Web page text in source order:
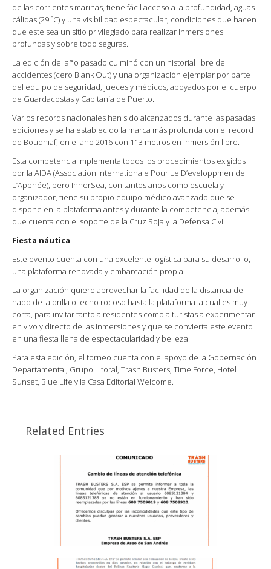
de las corrientes marinas, tiene fácil acceso a la profundidad, aguas
cálidas (29 ºC) y una visibilidad espectacular, condiciones que hacen
que este sea un sitio privilegiado para realizar inmersiones
profundas y sobre todo seguras.
La edición del año pasado culminó con un historial libre de
accidentes (cero Blank Out) y una organización ejemplar por parte
del equipo de seguridad, jueces y médicos, apoyados por el cuerpo
de Guardacostas y Capitanía de Puerto.
Varios records nacionales han sido alcanzados durante las pasadas
ediciones y se ha establecido la marca más profunda con el record
de Boudhiaf, en el año 2016 con 113 metros en inmersión libre.
Esta competencia implementa todos los procedimientos exigidos
por la AIDA (Association Internationale Pour Le D’eveloppmen de
L’Appnée), pero InnerSea, con tantos años como escuela y
organizador, tiene su propio equipo médico avanzado que se
dispone en la plataforma antes y durante la competencia, además
que cuenta con el soporte de la Cruz Roja y la Defensa Civil.
Fiesta náutica
Este evento cuenta con una excelente logística para su desarrollo,
una plataforma renovada y embarcación propia.
La organización quiere aprovechar la facilidad de la distancia de
nado de la orilla o lecho rocoso hasta la plataforma la cual es muy
corta, para invitar tanto a residentes como a turistas a experimentar
en vivo y directo de las inmersiones y que se convierta este evento
en una fiesta llena de espectacularidad y belleza.
Para esta edición, el torneo cuenta con el apoyo de la Gobernación
Departamental, Grupo Litoral, Trash Busters, Time Force, Hotel
Sunset, Blue Life y la Casa Editorial Welcome.
Related Entries
COMUNICADO – CAMBIO DE
LINEAS DE ATENCIÓN
TELEFÓNICA